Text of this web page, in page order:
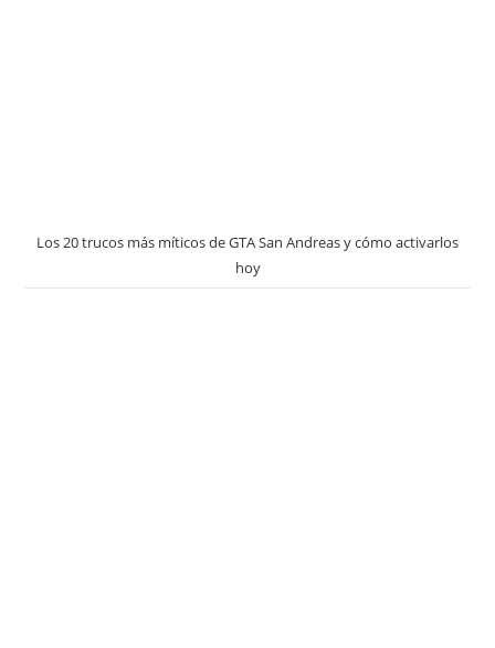
Los 20 trucos más míticos de GTA San Andreas y cómo activarlos
hoy